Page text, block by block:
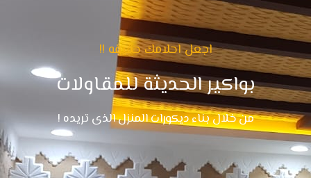
اجعل احلامك حقيقه !!
بواكير الحديثة للمقاولات
من خلال بناء ديكورات المنزل الذى تريده !